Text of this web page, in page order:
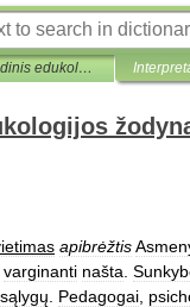
Enciklopedinis edukologijos žodynas
apibrėžtis
varginanti našta
sąlygų Pedagogai